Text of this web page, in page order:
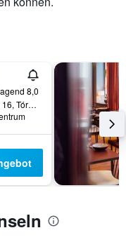
8,0
Dr. Jakobsensgøta 16, Tórshavn, Faroerinseln